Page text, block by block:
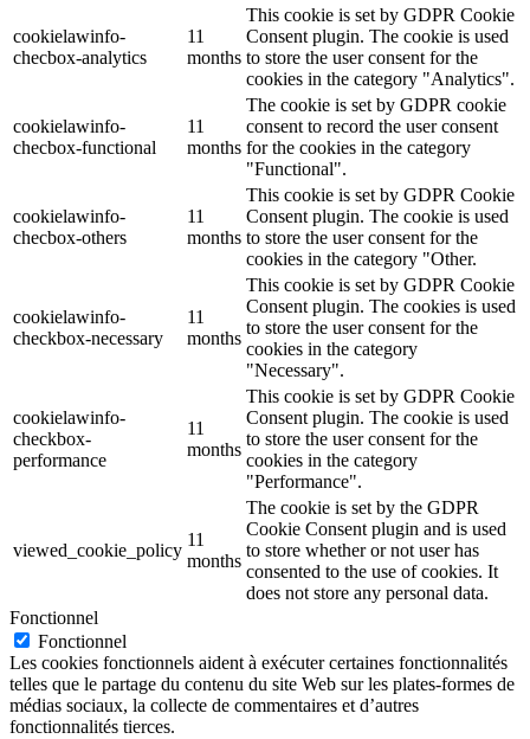
cookielawinfo-
checbox-analytics
11
months
This cookie is set by GDPR Cookie
Consent plugin. The cookie is used
to store the user consent for the
cookies in the category "Analytics".
cookielawinfo-
checbox-functional
11
months
The cookie is set by GDPR cookie
consent to record the user consent
for the cookies in the category
"Functional".
cookielawinfo-
checbox-others
11
months
This cookie is set by GDPR Cookie
Consent plugin. The cookie is used
to store the user consent for the
cookies in the category "Other.
cookielawinfo-
checkbox-necessary
11
months
This cookie is set by GDPR Cookie
Consent plugin. The cookies is used
to store the user consent for the
cookies in the category
"Necessary".
cookielawinfo-
checkbox-
performance
11
months
This cookie is set by GDPR Cookie
Consent plugin. The cookie is used
to store the user consent for the
cookies in the category
"Performance".
viewed_cookie_policy
11
months
The cookie is set by the GDPR
Cookie Consent plugin and is used
to store whether or not user has
consented to the use of cookies. It
does not store any personal data.
Fonctionnel
Fonctionnel
Les cookies fonctionnels aident à exécuter certaines fonctionnalités
telles que le partage du contenu du site Web sur les plates-formes de
médias sociaux, la collecte de commentaires et d’autres
fonctionnalités tierces.